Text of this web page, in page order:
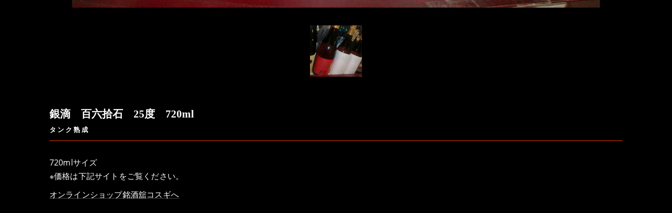
銀滴 百六拾石 25度 720ml
タンク熟成
720mlサイズ
※価格は下記サイトをご覧ください。
オンラインショップ銘酒舘コスギへ